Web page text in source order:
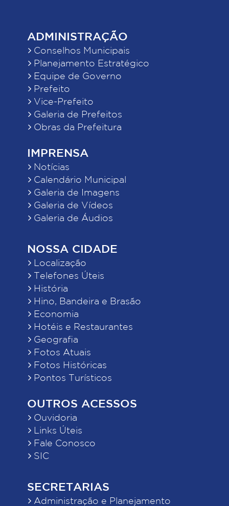
ADMINISTRAÇÃO
Conselhos Municipais
Planejamento Estratégico
Equipe de Governo
Prefeito
Vice-Prefeito
Galeria de Prefeitos
Obras da Prefeitura
IMPRENSA
Notícias
Calendário Municipal
Galeria de Imagens
Galeria de Vídeos
Galeria de Áudios
NOSSA CIDADE
Localização
Telefones Úteis
História
Hino, Bandeira e Brasão
Economia
Hotéis e Restaurantes
Geografia
Fotos Atuais
Fotos Históricas
Pontos Turísticos
OUTROS ACESSOS
Ouvidoria
Links Úteis
Fale Conosco
SIC
SECRETARIAS
Administração e Planejamento